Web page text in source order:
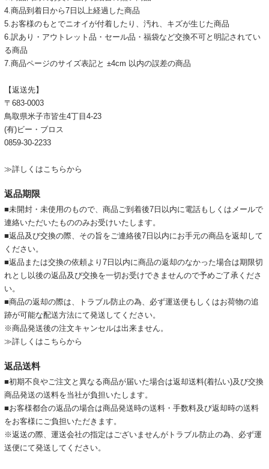
4.商品到着日から7日以上経過した商品
5.お客様のもとでニオイが付着したり、汚れ、キズが生じた商品
6.訳あり・アウトレット品・セール品・福袋など交換不可と明記されてい
る商品
7.商品ページのサイズ表記と ±4cm 以内の誤差の商品
【返送先】
〒683-0003
鳥取県米子市皆生4丁目4-23
(有)ビー・ブロス
0859-30-2233
≫詳しくはこちらから
返品期限
■未開封・未使用のもので、商品ご到着後7日以内に電話もしくはメールで
連絡いただいたもののみお受けいたします。
■返品及び交換の際、その旨をご連絡後7日以内にお手元の商品を返却して
ください。
■返品または交換の依頼より7日以内に商品の返却のなかった場合は期限切
れとし以後の返品及び交換を一切お受けできませんので予めご了承くださ
い。
■商品の返却の際は、トラブル防止の為、必ず運送便もしくはお荷物の追
跡が可能な配送方法にて発送してください。
※商品発送後の注文キャンセルは出来ません。
≫詳しくはこちらから
返品送料
■初期不良やご注文と異なる商品が届いた場合は返却送料(着払い)及び交換
商品発送の送料を当社が負担いたします。
■お客様都合の返品の場合は商品発送時の送料・手数料及び返却時の送料
をお客様にご負担いただきます。
※返送の際、運送会社の指定はございませんがトラブル防止の為、必ず運
送便にて発送してください。